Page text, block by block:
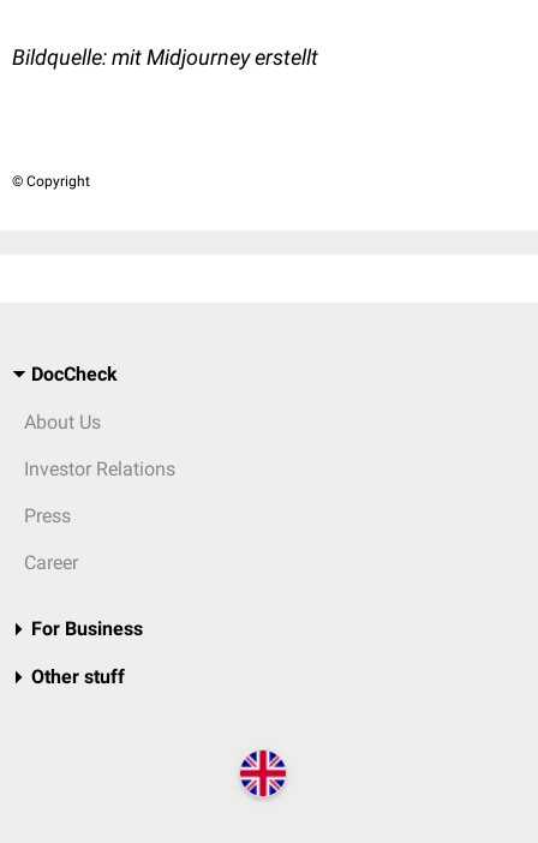
Bildquelle:mit Midjourney erstellt
© Copyright
DocCheck
About Us
Investor Relations
Press
Career
For Business
Other stuff